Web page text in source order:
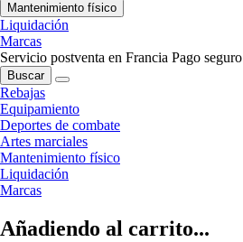
Mantenimiento físico
Liquidación
Marcas
Servicio postventa en Francia Pago seguro
Buscar
Rebajas
Equipamiento
Deportes de combate
Artes marciales
Mantenimiento físico
Liquidación
Marcas
Añadiendo al carrito...